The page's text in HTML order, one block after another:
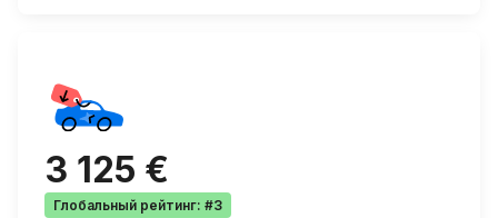
3 125 €
Глобальный рейтинг: #3